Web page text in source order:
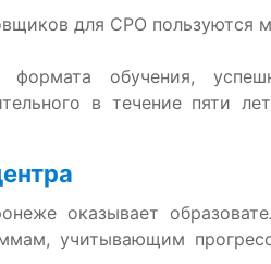
для СРО пользуются
обучения,
в течение пяти
оказывает
учитывающим